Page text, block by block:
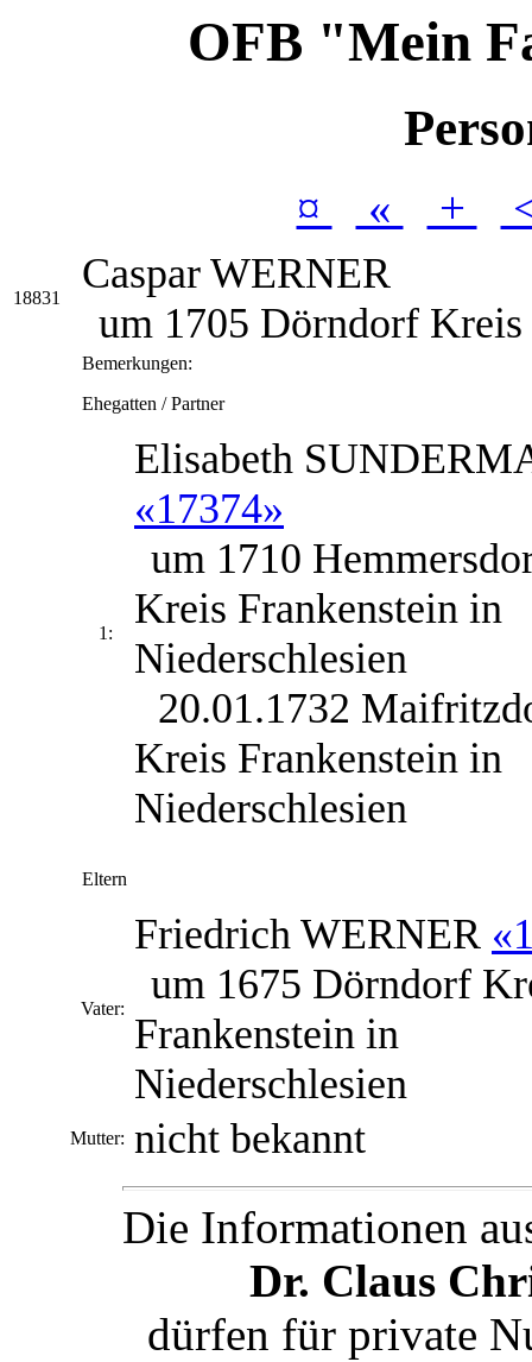
OFB "Mein
¤ « +
18831
Caspar WERNER
um 1705 Dörndorf
Bemerkungen:
Ehegatten / Partner
1:
Elisabeth
«17374»
um 1710
Kreis Frankenstein in
Niederschlesien
20.01.1732
Kreis Frankenstein in
Niederschlesien
Eltern
Vater:
Friedrich WERNER
um 1675 Dörndorf
Frankenstein in
Niederschlesien
Mutter: nicht bekannt
Die Informationen
Dr. Claus
dürfen für private